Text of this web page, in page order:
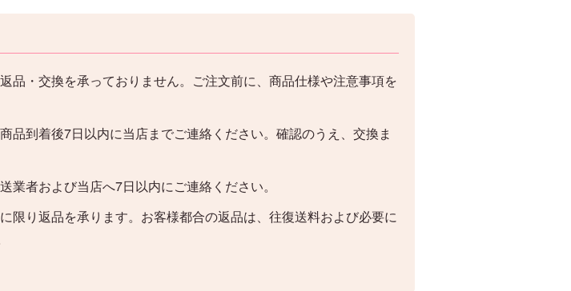
品・交換を承っておりません。ご注文前に、商品仕様や注意事項を
到着後7日以内に当店までご連絡ください。確認のうえ、交換ま
者および当店へ7日以内にご連絡ください。
限り返品を承ります。お客様都合の返品は、往復送料および必要に